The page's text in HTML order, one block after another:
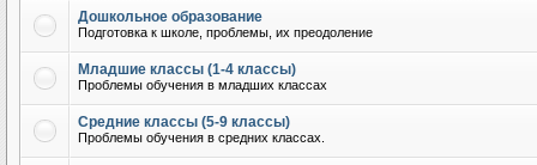
Дошкольное образование
Подготовка к школе, проблемы, их преодоление
Младшие классы (1-4 классы)
Проблемы обучения в младших классах
Средние классы (5-9 классы)
Проблемы обучения в средних классах.